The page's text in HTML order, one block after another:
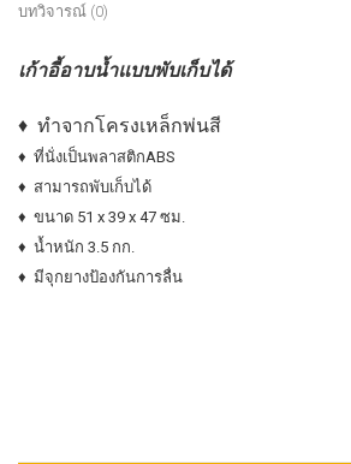
บทวิจารณ์ (0)
เก้าอี้อาบน้ำแบบพับเก็บได้
♦ ทำจากโครงเหล็กพ่นสี
♦ ที่นั่งเป็นพลาสติกABS
♦ สามารถพับเก็บได้
♦ ขนาด 51 x 39 x 47 ซม.
♦ น้ำหนัก 3.5 กก.
♦ มีจุกยางป้องกันการลื่น